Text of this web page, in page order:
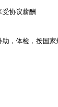
协议薪酬
体检，按国家